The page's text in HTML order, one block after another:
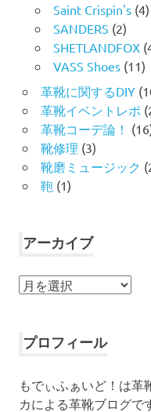
Saint Crispin's(4)
SANDERS (2)
SHETLANDFOX
VASS Shoes(11)
革靴に関するDIY
革靴イベントレポ
革靴コーデ論！
靴修理 (3)
靴磨ミュージック
鞄 (1)
アーカイブ
ア
イ
プロフィール
もでぃふぁいど！は革
カによる革靴ブログで